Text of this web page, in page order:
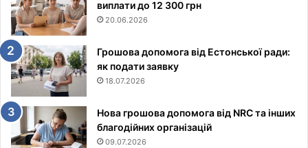
виплати до 12 300 грн
20.06.2026
Грошова допомога від Естонської ради:
як подати заявку
18.07.2026
Нова грошова допомога від NRC та інших
благодійних організацій
09.07.2026